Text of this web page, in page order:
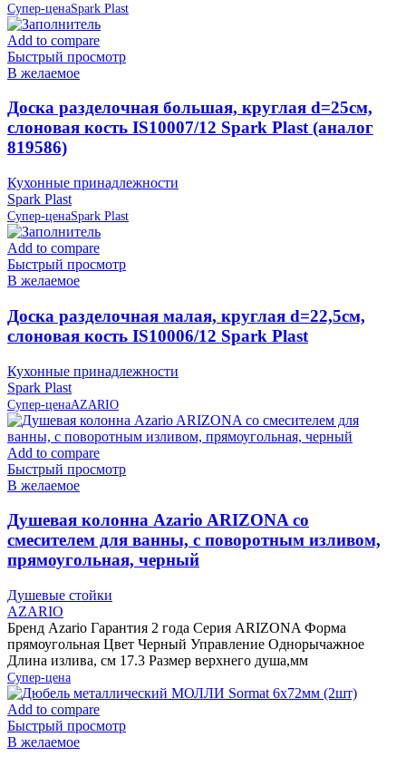
Супер-ценаSpark Plast
Add to compare
Быстрый просмотр
В желаемое
Доска разделочная большая, круглая d=25см,
слоновая кость IS10007/12 Spark Plast (аналог
819586)
Кухонные принадлежности
Spark Plast
Супер-ценаSpark Plast
Add to compare
Быстрый просмотр
В желаемое
Доска разделочная малая, круглая d=22,5см,
слоновая кость IS10006/12 Spark Plast
Кухонные принадлежности
Spark Plast
Супер-ценаAZARIO
Add to compare
Быстрый просмотр
В желаемое
Душевая колонна Azario ARIZONA со
смесителем для ванны, с поворотным изливом,
прямоугольная, черный
Душевые стойки
AZARIO
Бренд Azario Гарантия 2 года Серия ARIZONA Форма
прямоугольная Цвет Черный Управление Однорычажное
Длина излива, см 17.3 Размер верхнего душа,мм
Супер-цена
Add to compare
Быстрый просмотр
В желаемое